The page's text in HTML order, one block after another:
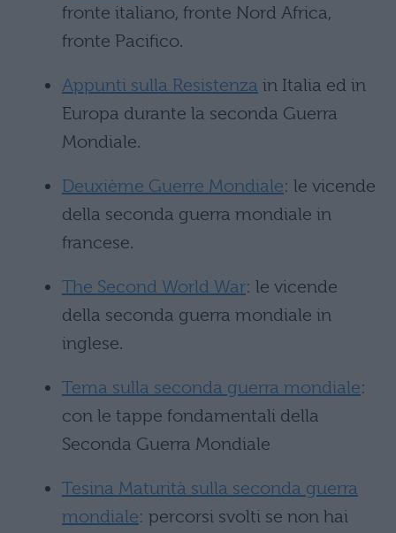
fronte italiano, fronte Nord Africa,
fronte Pacifico.
Appunti sulla Resistenza in Italia ed in
Europa durante la seconda Guerra
Mondiale.
Deuxième Guerre Mondiale: le vicende
della seconda guerra mondiale in
francese.
The Second World War: le vicende
della seconda guerra mondiale in
inglese.
Tema sulla seconda guerra mondiale:
con le tappe fondamentali della
Seconda Guerra Mondiale
Tesina Maturità sulla seconda guerra
mondiale: percorsi svolti se non hai